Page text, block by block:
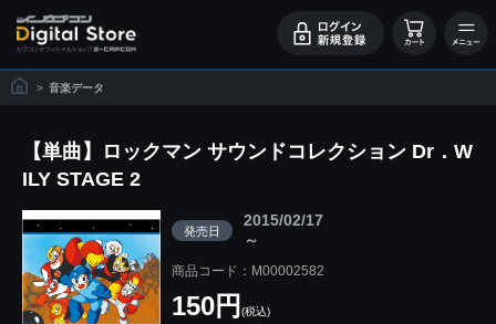
> 音楽データ
【単曲】ロックマン サウンドコレクション Dr．W
ILY STAGE 2
発売日
2015/02/17
～
商品コード：M00002582
150円 (税込)